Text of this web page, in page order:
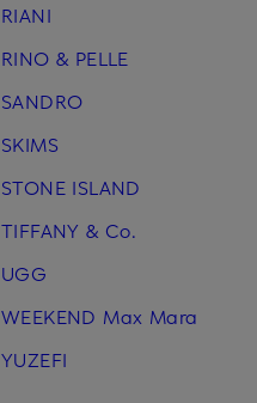
RIANI
RINO & PELLE
SANDRO
SKIMS
STONE ISLAND
TIFFANY & Co.
UGG
WEEKEND Max Mara
YUZEFI